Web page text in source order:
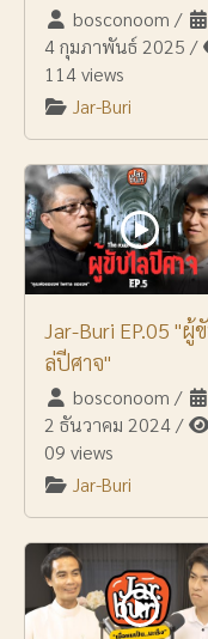
bosconoom /
4 กุมภาพันธ์ 2025 /
114 views
Jar-Buri
Jar-Buri EP.05 "ผู้
ล่ปีศาจ"
bosconoom /
2 ธันวาคม 2024/
09 views
Jar-Buri